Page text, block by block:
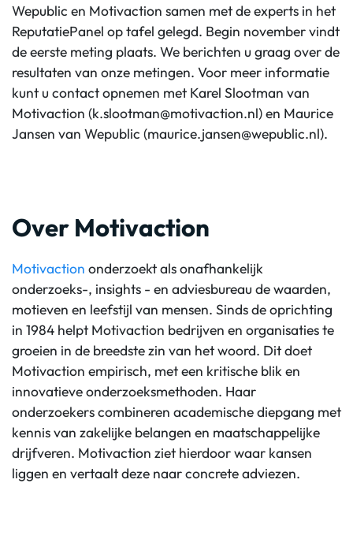
Wepublic en Motivaction samen met de experts in het
ReputatiePanel op tafel gelegd. Begin november vindt
de eerste meting plaats. We berichten u graag over de
resultaten van onze metingen. Voor meer informatie
kunt u contact opnemen met Karel Slootman van
Motivaction (k.slootman@motivaction.nl) en Maurice
Jansen van Wepublic (maurice.jansen@wepublic.nl).
Over Motivaction
Motivaction onderzoekt als onafhankelijk
onderzoeks-, insights - en adviesbureau de waarden,
motieven en leefstijl van mensen. Sinds de oprichting
in 1984 helpt Motivaction bedrijven en organisaties te
groeien in de breedste zin van het woord. Dit doet
Motivaction empirisch, met een kritische blik en
innovatieve onderzoeksmethoden. Haar
onderzoekers combineren academische diepgang met
kennis van zakelijke belangen en maatschappelijke
drijfveren. Motivaction ziet hierdoor waar kansen
liggen en vertaalt deze naar concrete adviezen.